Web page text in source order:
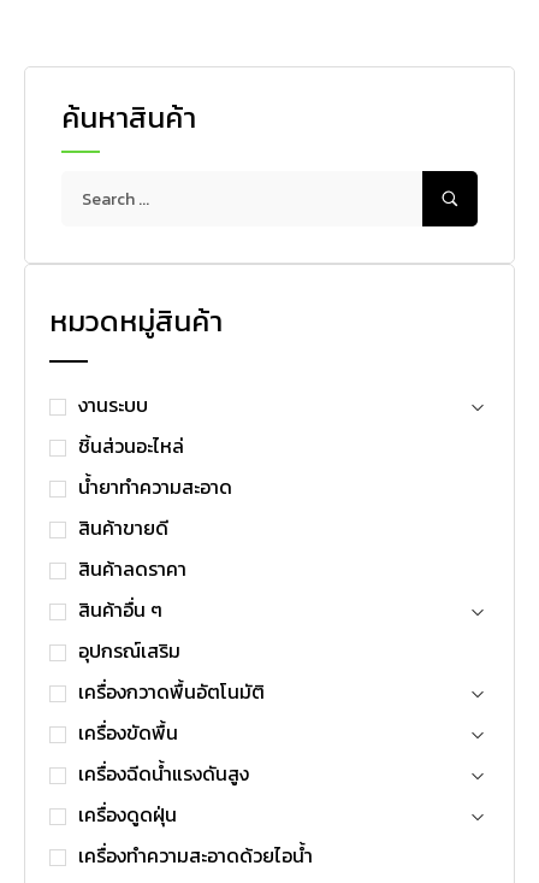
ค้นหาสินค้า
หมวดหมู่สินค้า
งานระบบ
ชิ้นส่วนอะไหล่
น้ำยาทำความสะอาด
สินค้าขายดี
สินค้าลดราคา
สินค้าอื่น ๆ
อุปกรณ์เสริม
เครื่องกวาดพื้นอัตโนมัติ
เครื่องขัดพื้น
เครื่องฉีดน้ำแรงดันสูง
เครื่องดูดฝุ่น
เครื่องทำความสะอาดด้วยไอน้ำ